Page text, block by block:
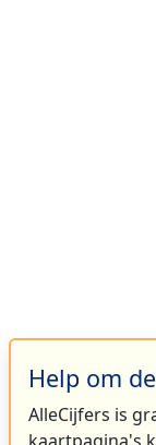
Help om
AlleCijfers is